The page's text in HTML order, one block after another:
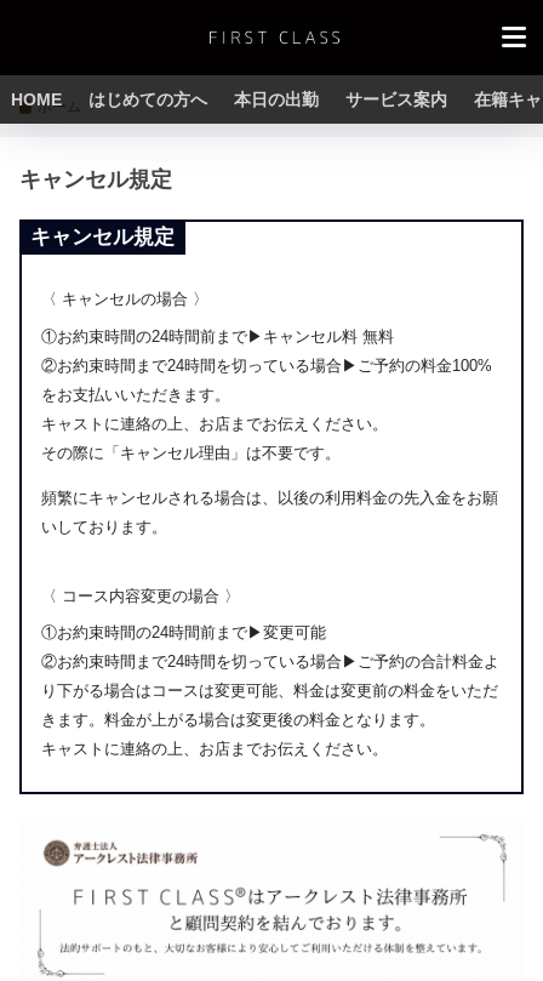
HOME はじめての方へ 本日の出勤 サービス案内 在籍キ
ホーム
キャンセル規定
キャンセル規定
〈 キャンセルの場合 〉
①お約束時間の24時間前まで▶︎キャンセル料 無料
②お約束時間まで24時間を切っている場合▶︎ご予約の料金100%
をお支払いいただきます。
キャストに連絡の上、お店までお伝えください。
その際に「キャンセル理由」は不要です。
頻繁にキャンセルされる場合は、以後の利用料金の先入金をお願
いしております。
〈 コース内容変更の場合 〉
①お約束時間の24時間前まで▶︎変更可能
②お約束時間まで24時間を切っている場合▶︎ご予約の合計料金よ
り下がる場合はコースは変更可能、料金は変更前の料金をいただ
きます。料金が上がる場合は変更後の料金となります。
キャストに連絡の上、お店までお伝えください。